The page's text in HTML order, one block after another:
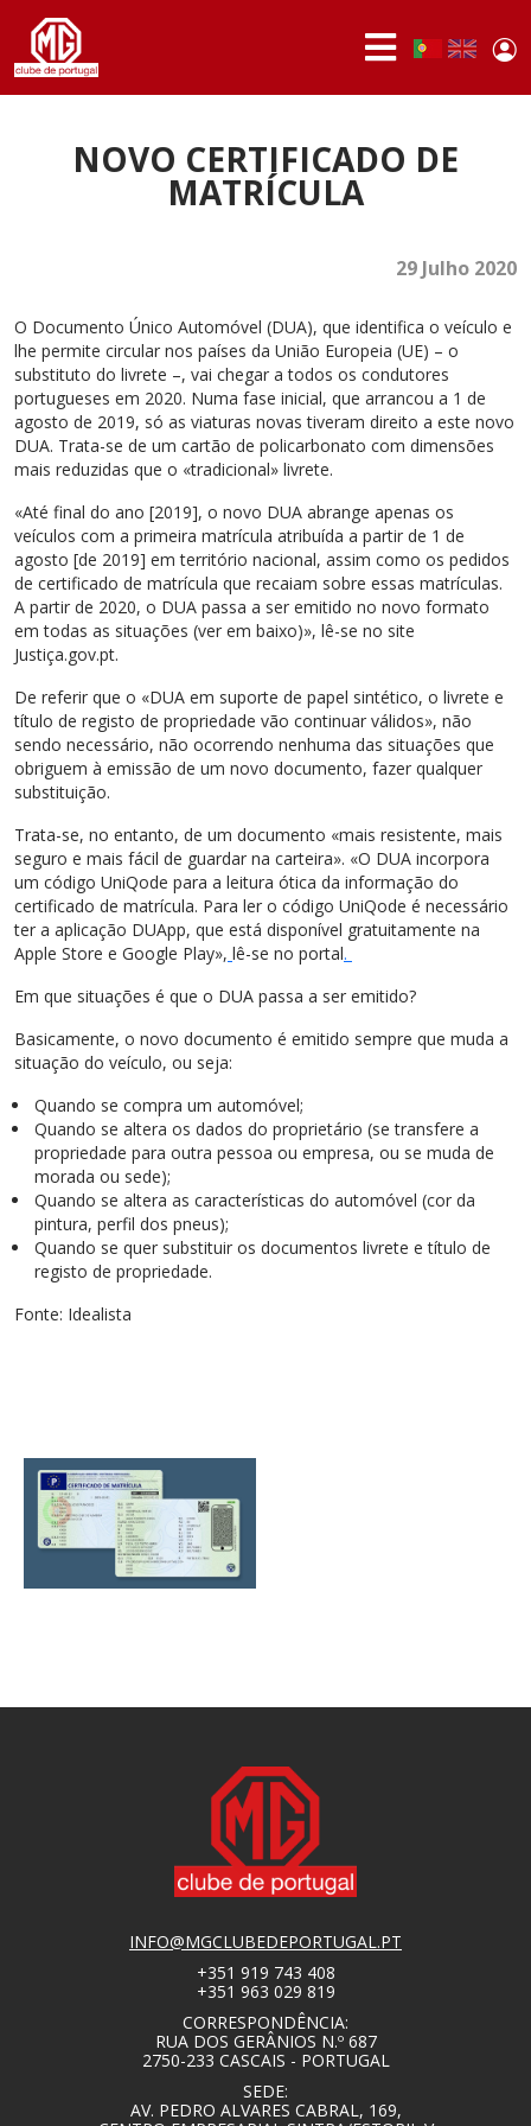
Portuguese,
English
FÓRUM
MARCA
MG
NOVO CERTIFICADO DE
MATRÍCULA
29 Julho 2020
O Documento Único Automóvel (DUA), que identifica o veículo e
lhe permite circular nos países da União Europeia (UE) – o
substituto do livrete –, vai chegar a todos os condutores
portugueses em 2020. Numa fase inicial, que arrancou a 1 de
agosto de 2019, só as viaturas novas tiveram direito a este novo
DUA. Trata-se de um cartão de policarbonato com dimensões
mais reduzidas que o «tradicional» livrete.
«Até final do ano [2019], o novo DUA abrange apenas os
veículos com a primeira matrícula atribuída a partir de 1 de
agosto [de 2019] em território nacional, assim como os pedidos
de certificado de matrícula que recaiam sobre essas matrículas.
A partir de 2020, o DUA passa a ser emitido no novo formato
em todas as situações (ver em baixo)», lê-se no site
Justiça.gov.pt.
De referir que o «DUA em suporte de papel sintético, o livrete e
título de registo de propriedade vão continuar válidos», não
sendo necessário, não ocorrendo nenhuma das situações que
obriguem à emissão de um novo documento, fazer qualquer
substituição.
Trata-se, no entanto, de um documento «mais resistente, mais
seguro e mais fácil de guardar na carteira». «O DUA incorpora
um código UniQode para a leitura ótica da informação do
certificado de matrícula. Para ler o código UniQode é necessário
ter a aplicação DUApp, que está disponível gratuitamente na
Apple Store e Google Play», lê-se no portal.
Em que situações é que o DUA passa a ser emitido?
Basicamente, o novo documento é emitido sempre que muda a
situação do veículo, ou seja:
Quando se compra um automóvel;
Quando se altera os dados do proprietário (se transfere a
propriedade para outra pessoa ou empresa, ou se muda de
morada ou sede);
Quando se altera as características do automóvel (cor da
pintura, perfil dos pneus);
Quando se quer substituir os documentos livrete e título de
registo de propriedade.
Fonte: Idealista
INFO@MGCLUBEDEPORTUGAL.PT
+351 919 743 408
+351 963 029 819
CORRESPONDÊNCIA:
RUA DOS GERÂNIOS N.º 687
2750-233 CASCAIS - PORTUGAL
SEDE:
AV. PEDRO ALVARES CABRAL, 169,